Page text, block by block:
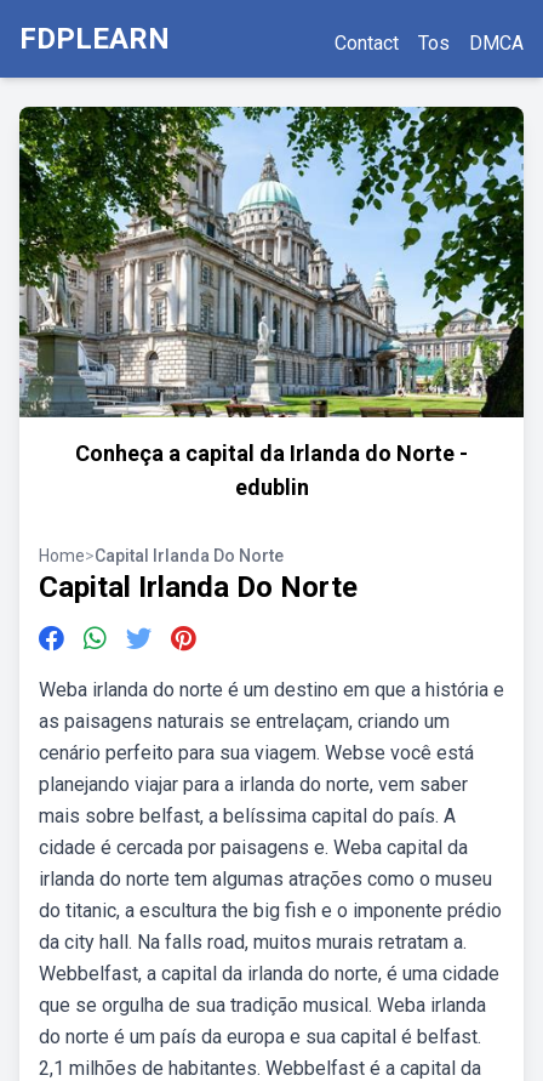
FDPLEARN Contact Tos DMCA
Conheça a capital da Irlanda do Norte -
edublin
Home>Capital Irlanda Do Norte
Capital Irlanda Do Norte
Weba irlanda do norte é um destino em que a história e
as paisagens naturais se entrelaçam, criando um
cenário perfeito para sua viagem. Webse você está
planejando viajar para a irlanda do norte, vem saber
mais sobre belfast, a belíssima capital do país. A
cidade é cercada por paisagens e. Weba capital da
irlanda do norte tem algumas atrações como o museu
do titanic, a escultura the big fish e o imponente prédio
da city hall. Na falls road, muitos murais retratam a.
Webbelfast, a capital da irlanda do norte, é uma cidade
que se orgulha de sua tradição musical. Weba irlanda
do norte é um país da europa e sua capital é belfast.
2,1 milhões de habitantes. Webbelfast é a capital da